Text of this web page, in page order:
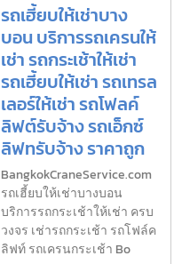
รถเฮี้ยบให้เช่าบาง
บอน บริการรถเครนให้
เช่า รถกระเช้าให้เช่า
รถเฮี้ยบให้เช่า รถเทรล
เลอร์ให้เช่า รถโฟลค์
ลิฟต์รับจ้าง รถเอ็กซ์
ลิฟทรับจ้าง ราคาถูก
BangkokCraneService.com
รถเฮี้ยบให้เช่าบางบอน
บริการรถกระเช้าให้เช่า ครบ
วงจร เช่ารถกระเช้า รถโฟล์ค
ลิฟท์ รถเครนกระเช้า Bo